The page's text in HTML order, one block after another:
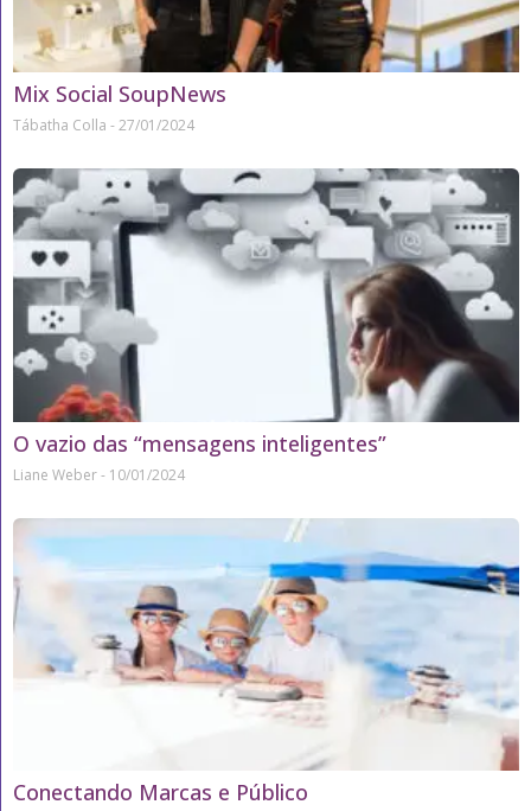
Mix Social SoupNews
Tábatha Colla 27/01/2024
O vazio das “mensagens inteligentes”
Liane Weber 10/01/2024
Conectando Marcas e Público